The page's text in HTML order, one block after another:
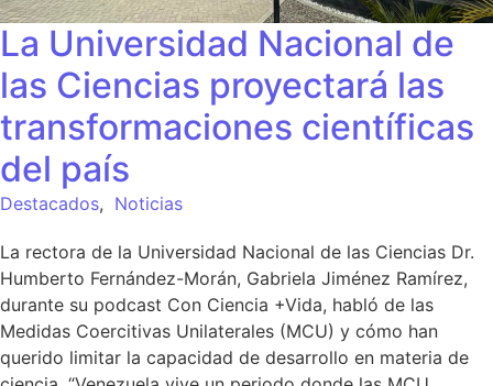
La Universidad Nacional de
las Ciencias proyectará las
transformaciones científicas
del país
Destacados, Noticias
La rectora de la Universidad Nacional de las Ciencias Dr.
Humberto Fernández-Morán, Gabriela Jiménez Ramírez,
durante su podcast Con Ciencia +Vida, habló de las
Medidas Coercitivas Unilaterales (MCU) y cómo han
querido limitar la capacidad de desarrollo en materia de